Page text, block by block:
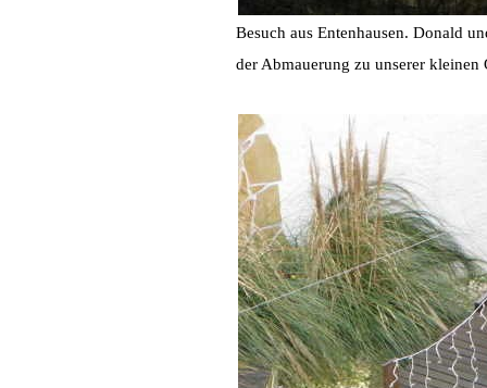
Besuch aus Entenhausen. Donald
der Abmauerung zu unserer kleinen